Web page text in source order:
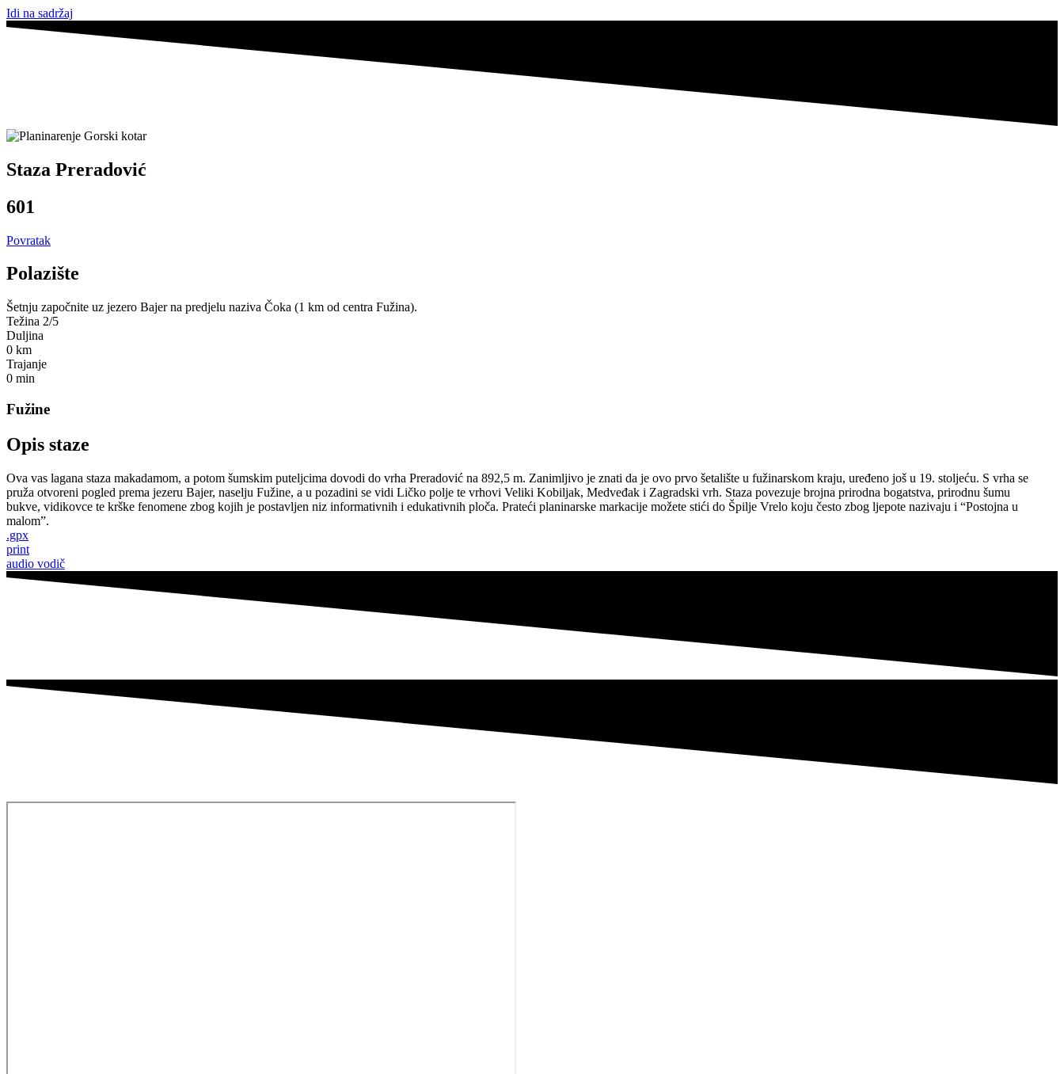
Idi na sadržaj
Staza Preradović
601
Povratak
Polazište
Šetnju započnite uz jezero Bajer na predjelu naziva Čoka (1 km od centra Fužina).
Težina 2/5
Duljina
0 km
Trajanje
0 min
Fužine
Opis staze
Ova vas lagana staza makadamom, a potom šumskim puteljcima dovodi do vrha Preradović na 892,5 m. Zanimljivo je znati da je ovo prvo šetalište u fužinarskom kraju, uređeno još u 19. stoljeću. S vrha se
pruža otvoreni pogled prema jezeru Bajer, naselju Fužine, a u pozadini se vidi Ličko polje te vrhovi Veliki Kobiljak, Medveđak i Zagradski vrh. Staza povezuje brojna prirodna bogatstva, prirodnu šumu
bukve, vidikovce te krške fenomene zbog kojih je postavljen niz informativnih i edukativnih ploča. Prateći planinarske markacije možete stići do Špilje Vrelo koju često zbog ljepote nazivaju i “Postojna u
malom”.
.gpx
print
audio vodič